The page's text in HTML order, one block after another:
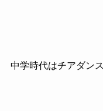
中学時代はチアダン